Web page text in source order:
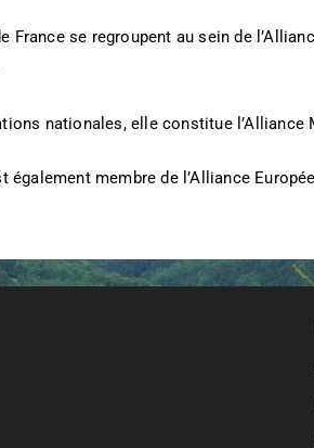
France se regroupent au sein de
nationales, elle constitue l’Alliance
également membre de l’Alliance